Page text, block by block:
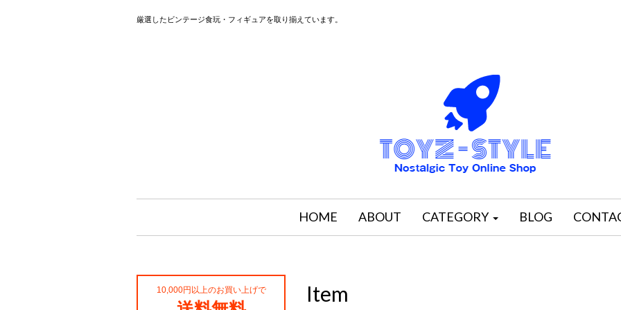
厳選したビンテージ食玩・フィギュアを取り揃えています。
HOME ABOUT CATEGORY BLOG
Item
10,000円以上のお買い上げで